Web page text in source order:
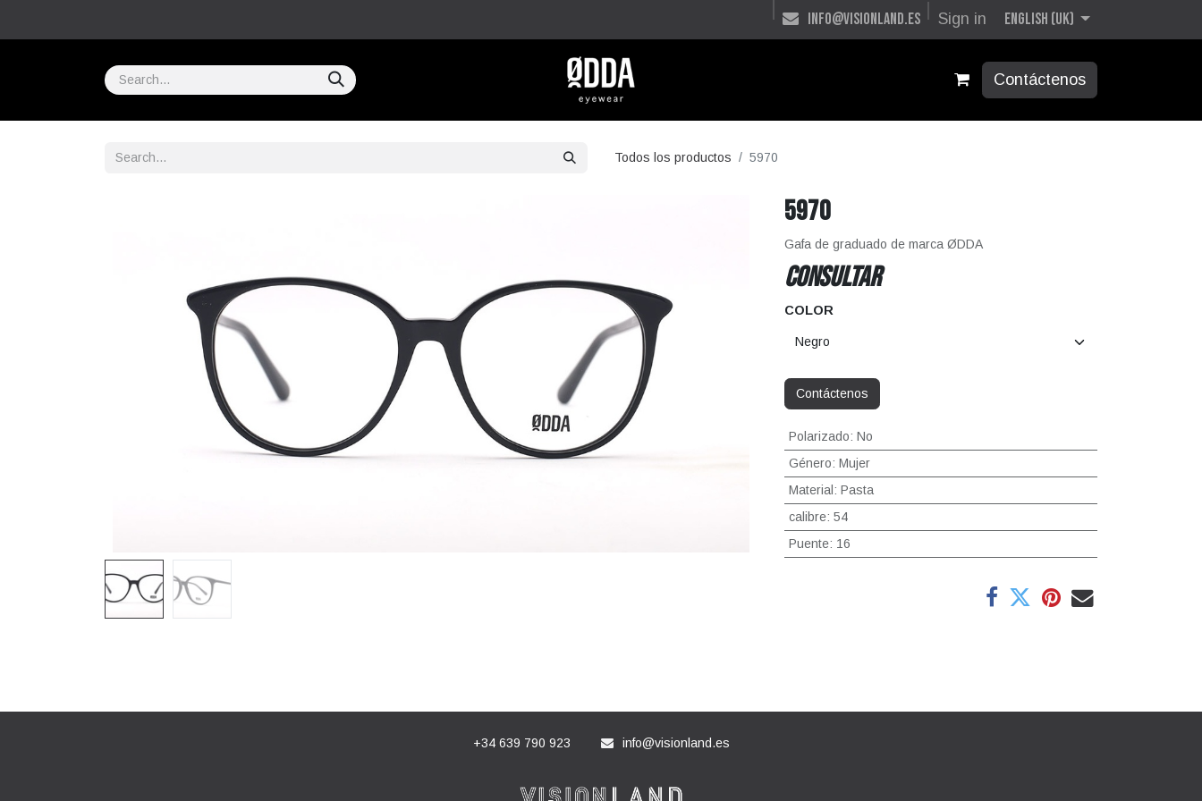
info@visionland.es Sign in English (UK)
Contáctenos
Todos los productos 5970
5970
Gafa de graduado de marca ØDDA
CONSULTAR
COLOR
Contáctenos
Polarizado: No
Género: Mujer
Material : Pasta
calibre: 54
Puente: 16
+34 639 790 923 info@visionland.es